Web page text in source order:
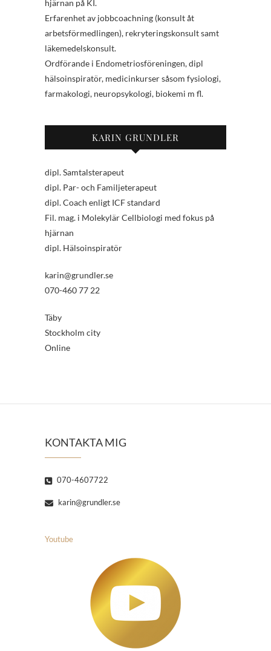
hjärnan på KI.
Erfarenhet av jobbcoachning (konsult åt
arbetsförmedlingen), rekryteringskonsult samt
läkemedelskonsult.
Ordförande i Endometriosföreningen, dipl
hälsoinspiratör, medicinkurser såsom fysiologi,
farmakologi, neuropsykologi, biokemi m fl.
KARIN GRUNDLER
dipl. Samtalsterapeut
dipl. Par- och Familjeterapeut
dipl. Coach enligt ICF standard
Fil. mag. i Molekylär Cellbiologi med fokus på
hjärnan
dipl. Hälsoinspiratör
karin@grundler.se
070-460 77 22
Täby
Stockholm city
Online
KONTAKTA MIG
070-4607722
karin@grundler.se
Youtube